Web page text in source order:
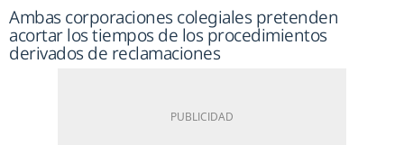
Ambas corporaciones colegiales pretenden
acortar los tiempos de los procedimientos
derivados de reclamaciones